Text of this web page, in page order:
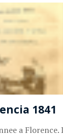
1841
a Florence.